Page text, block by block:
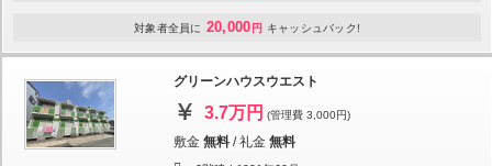
対象者全員に 20,000 円 キャッシュバック!
グリーンハウスウエスト
3.7万円 (管理費 3,000円)
敷金 無料 /礼金 無料